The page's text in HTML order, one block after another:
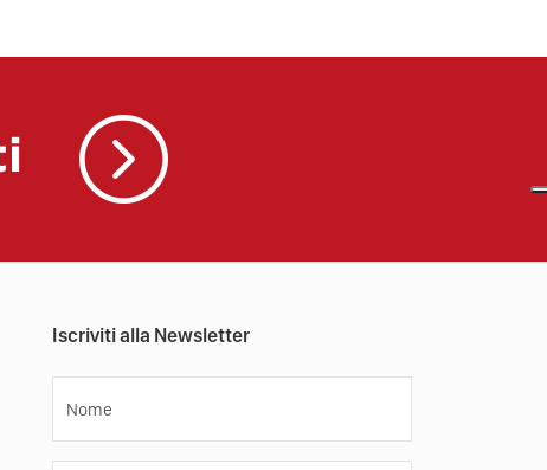
Iscriviti alla Newsletter
Nome